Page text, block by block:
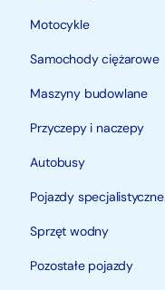
Motocykle
Samochody ciężarowe
Maszyny budowlane
Przyczepy i naczepy
Autobusy
Pojazdy specjalistyczne
Sprzęt wodny
Pozostałe pojazdy